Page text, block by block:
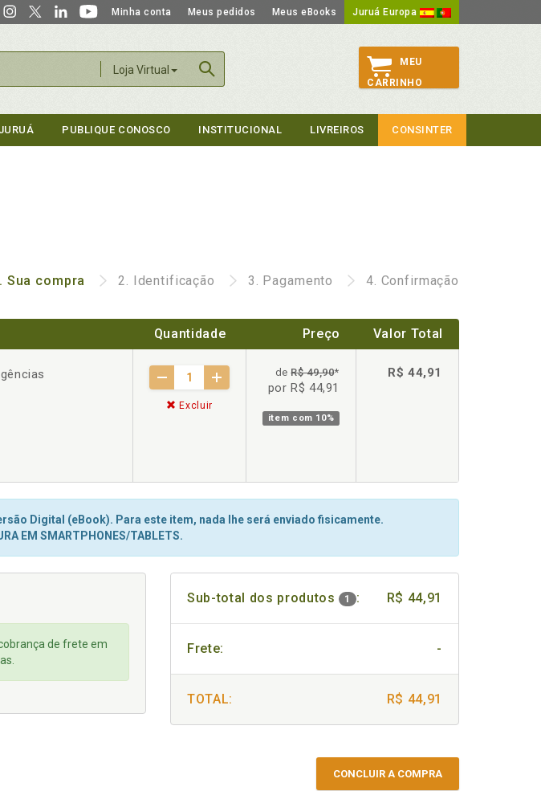
Minha conta Meus pedidos Meus eBooks Juruá Europa
Loja Virtual
MEU
CARRINHO
PUBLIQUE CONOSCO INSTITUCIONAL LIVREIROS CONSINTER
Sua compra 2. Identificação 3. Pagamento 4. Confirmação
Quantidade Preço Valor Total
Excluir
deR$ 49,90*
por R$ 44,91
item com 10%
R$ 44,91
Digital (eBook). Para este item, nada lhe será enviado fisicamente.
EM SMARTPHONES/TABLETS.
de frete em
Sub-total dos produtos 1 : R$ 44,91
Frete: -
TOTAL: R$ 44,91
CONCLUIR A COMPRA